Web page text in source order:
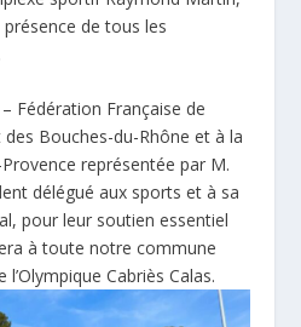
de tous les
– Fédération Française de
Bouches-du-Rhône et à la
représentée par M.
délégué aux sports et à sa
, pour leur soutien essentiel
à toute notre commune
l’Olympique Cabriès Calas.